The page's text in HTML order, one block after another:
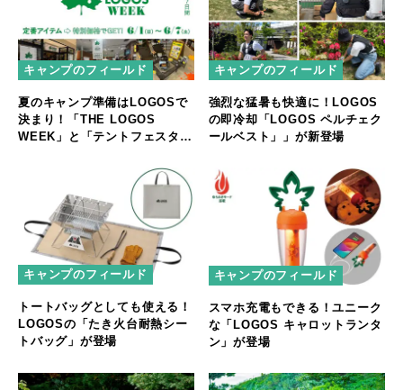
キャンプのフィールド
夏のキャンプ準備はLOGOSで
決まり！「THE LOGOS
WEEK」と「テントフェスタ」
キャンプのフィールド
強烈な猛暑も快適に！LOGOS
の即冷却「LOGOS ペルチェク
ールベスト」」が新登場
キャンプのフィールド
トートバッグとしても使える！
LOGOSの「たき火台耐熱シー
トバッグ」が登場
キャンプのフィールド
スマホ充電もできる！ユニーク
な「LOGOS キャロットランタ
ン」が登場